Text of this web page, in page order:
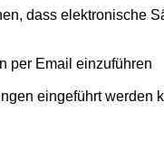
dass elektronische
per Email einzuführen
eingeführt werden